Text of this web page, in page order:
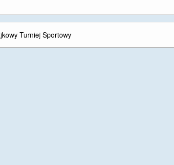
Turniej Sportowy